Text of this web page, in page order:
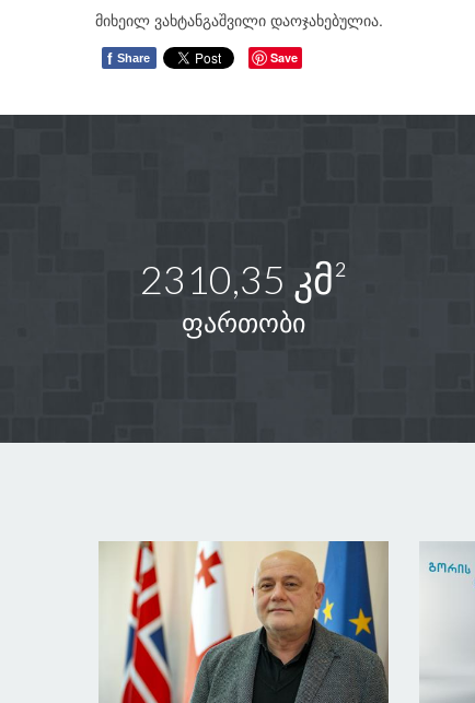
მიხეილ ვახტანგაშვილი დაოჯახებულია.
f Share Save
2310,35 კმ²
ფართობი